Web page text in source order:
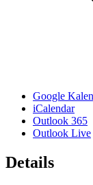
Google
iCalendar
Outlook 365
Outlook Live
Details